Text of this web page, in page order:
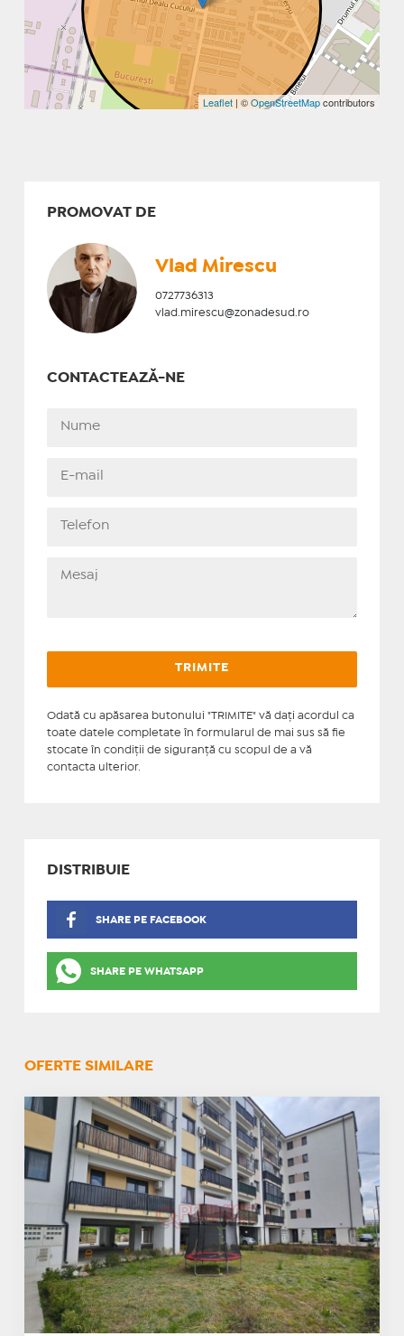
Leaflet | ©OpenStreetMapcontributors
PROMOVAT DE
Vlad Mirescu
0727736313
vlad.mirescu@zonadesud.ro
CONTACTEAZĂ-NE
Odată cu apăsarea butonului "TRIMITE" vă daţi acordul ca
toate datele completate în formularul de mai sus să fie
stocate în condiţii de siguranţă cu scopul de a vă
contacta ulterior.
DISTRIBUIE
SHARE PE FACEBOOK
SHARE PE WHATSAPP
OFERTE SIMILARE